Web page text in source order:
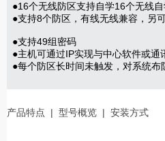
●16个无线防区支持自学16个无线
●支持8个防区，有线无线兼容，另
●支持49组密码
●主机可通过IP实现与中心软件或通
●每个防区长时间未触发，对系统布
产品特点 | 型号概览 | 安装方式